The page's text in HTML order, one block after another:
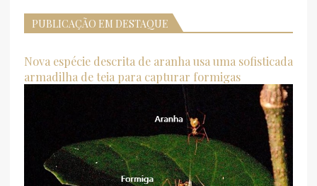
PUBLICAÇÃO EM DESTAQUE
Nova espécie descrita de aranha usa uma sofisticada
armadilha de teia para capturar formigas